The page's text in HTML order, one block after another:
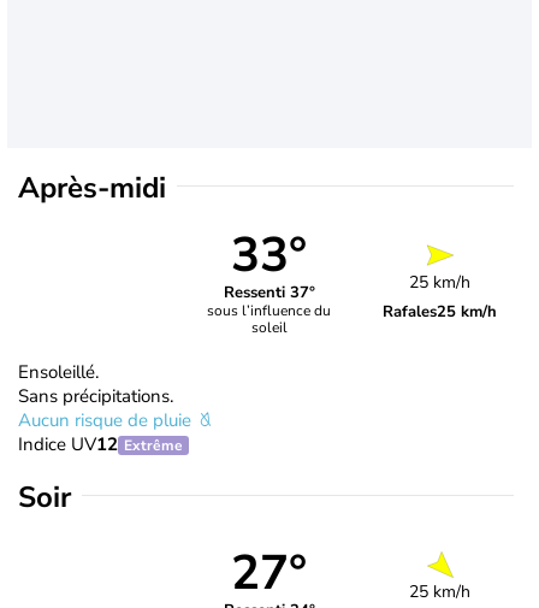
Après-midi
33°
Ressenti 37°
sous l’influence du
soleil
25 km/h
Rafales25 km/h
Ensoleillé.
Sans précipitations.
Aucun risque de pluie
Indice UV12 Extrême
Soir
27° 25 km/h